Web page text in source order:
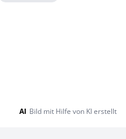
AI Bild mit Hilfe von KI erstellt